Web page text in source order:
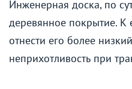
Инженерная доска, по
деревянное покрытие.
отнести его более
неприхотливость при